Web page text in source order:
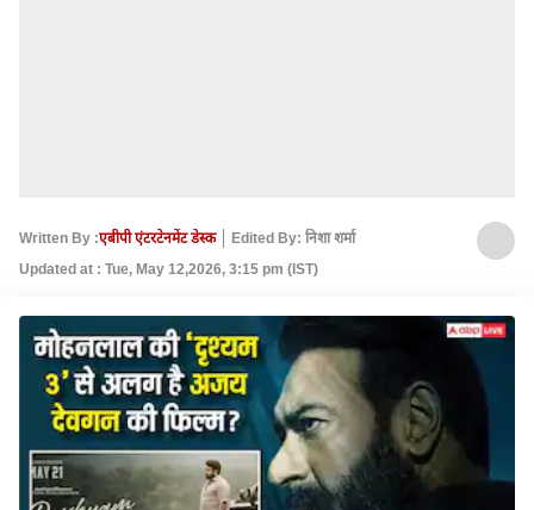
Written By :एबीपी एंटरटेनमेंट डेस्क
Edited By: निशा शर्मा
Updated at : Tue, May 12,2026, 3:15 pm (IST)